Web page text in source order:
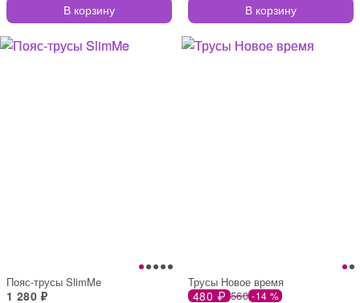
В корзину В корзину
Пояс-трусы SlimMe
1 280 ₽
Трусы Новое время
480 ₽ 560 -14 %